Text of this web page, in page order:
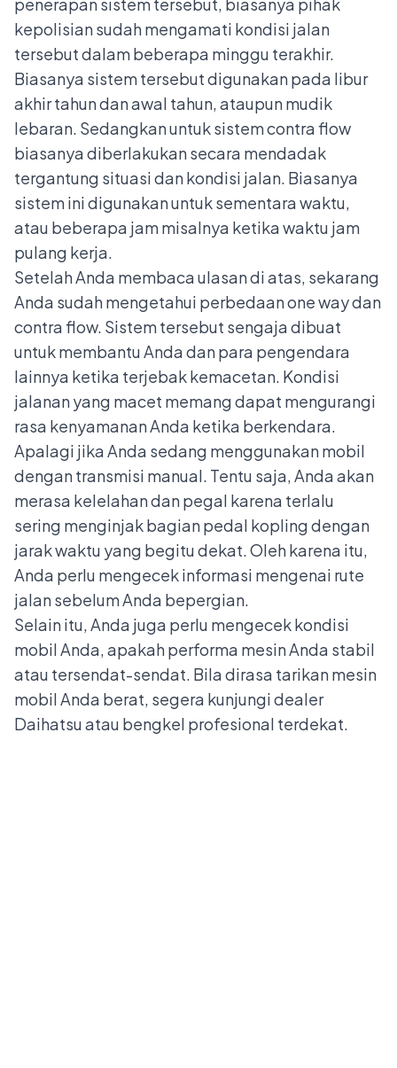
penerapan sistem tersebut, biasanya pihak
kepolisian sudah mengamati kondisi jalan
tersebut dalam beberapa minggu terakhir.
Biasanya sistem tersebut digunakan pada libur
akhir tahun dan awal tahun, ataupun mudik
lebaran. Sedangkan untuk sistem contra flow
biasanya diberlakukan secara mendadak
tergantung situasi dan kondisi jalan. Biasanya
sistem ini digunakan untuk sementara waktu,
atau beberapa jam misalnya ketika waktu jam
pulang kerja.
Setelah Anda membaca ulasan di atas, sekarang
Anda sudah mengetahui perbedaan one way dan
contra flow. Sistem tersebut sengaja dibuat
untuk membantu Anda dan para pengendara
lainnya ketika terjebak kemacetan. Kondisi
jalanan yang macet memang dapat mengurangi
rasa kenyamanan Anda ketika berkendara.
Apalagi jika Anda sedang menggunakanmobil
dengan transmisi manual. Tentu saja, Anda akan
merasa kelelahan dan pegal karena terlalu
sering menginjak bagian pedal kopling dengan
jarak waktu yang begitu dekat. Oleh karena itu,
Anda perlu mengecek informasi mengenai rute
jalan sebelum Anda bepergian.
Selain itu, Anda juga perlu mengecek kondisi
mobil Anda, apakah performa mesin Anda stabil
atau tersendat-sendat. Bila dirasa tarikan mesin
mobil Anda berat, segera kunjungidealer
Daihatsuatau bengkel profesional terdekat.